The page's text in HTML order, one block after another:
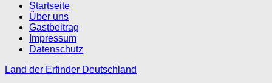
Startseite
Über uns
Gastbeitrag
Impressum
Datenschutz
Land der Erfinder Deutschland